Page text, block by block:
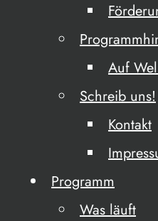
Auf
Schreib uns!
Kontakt
Programm
Was läuft